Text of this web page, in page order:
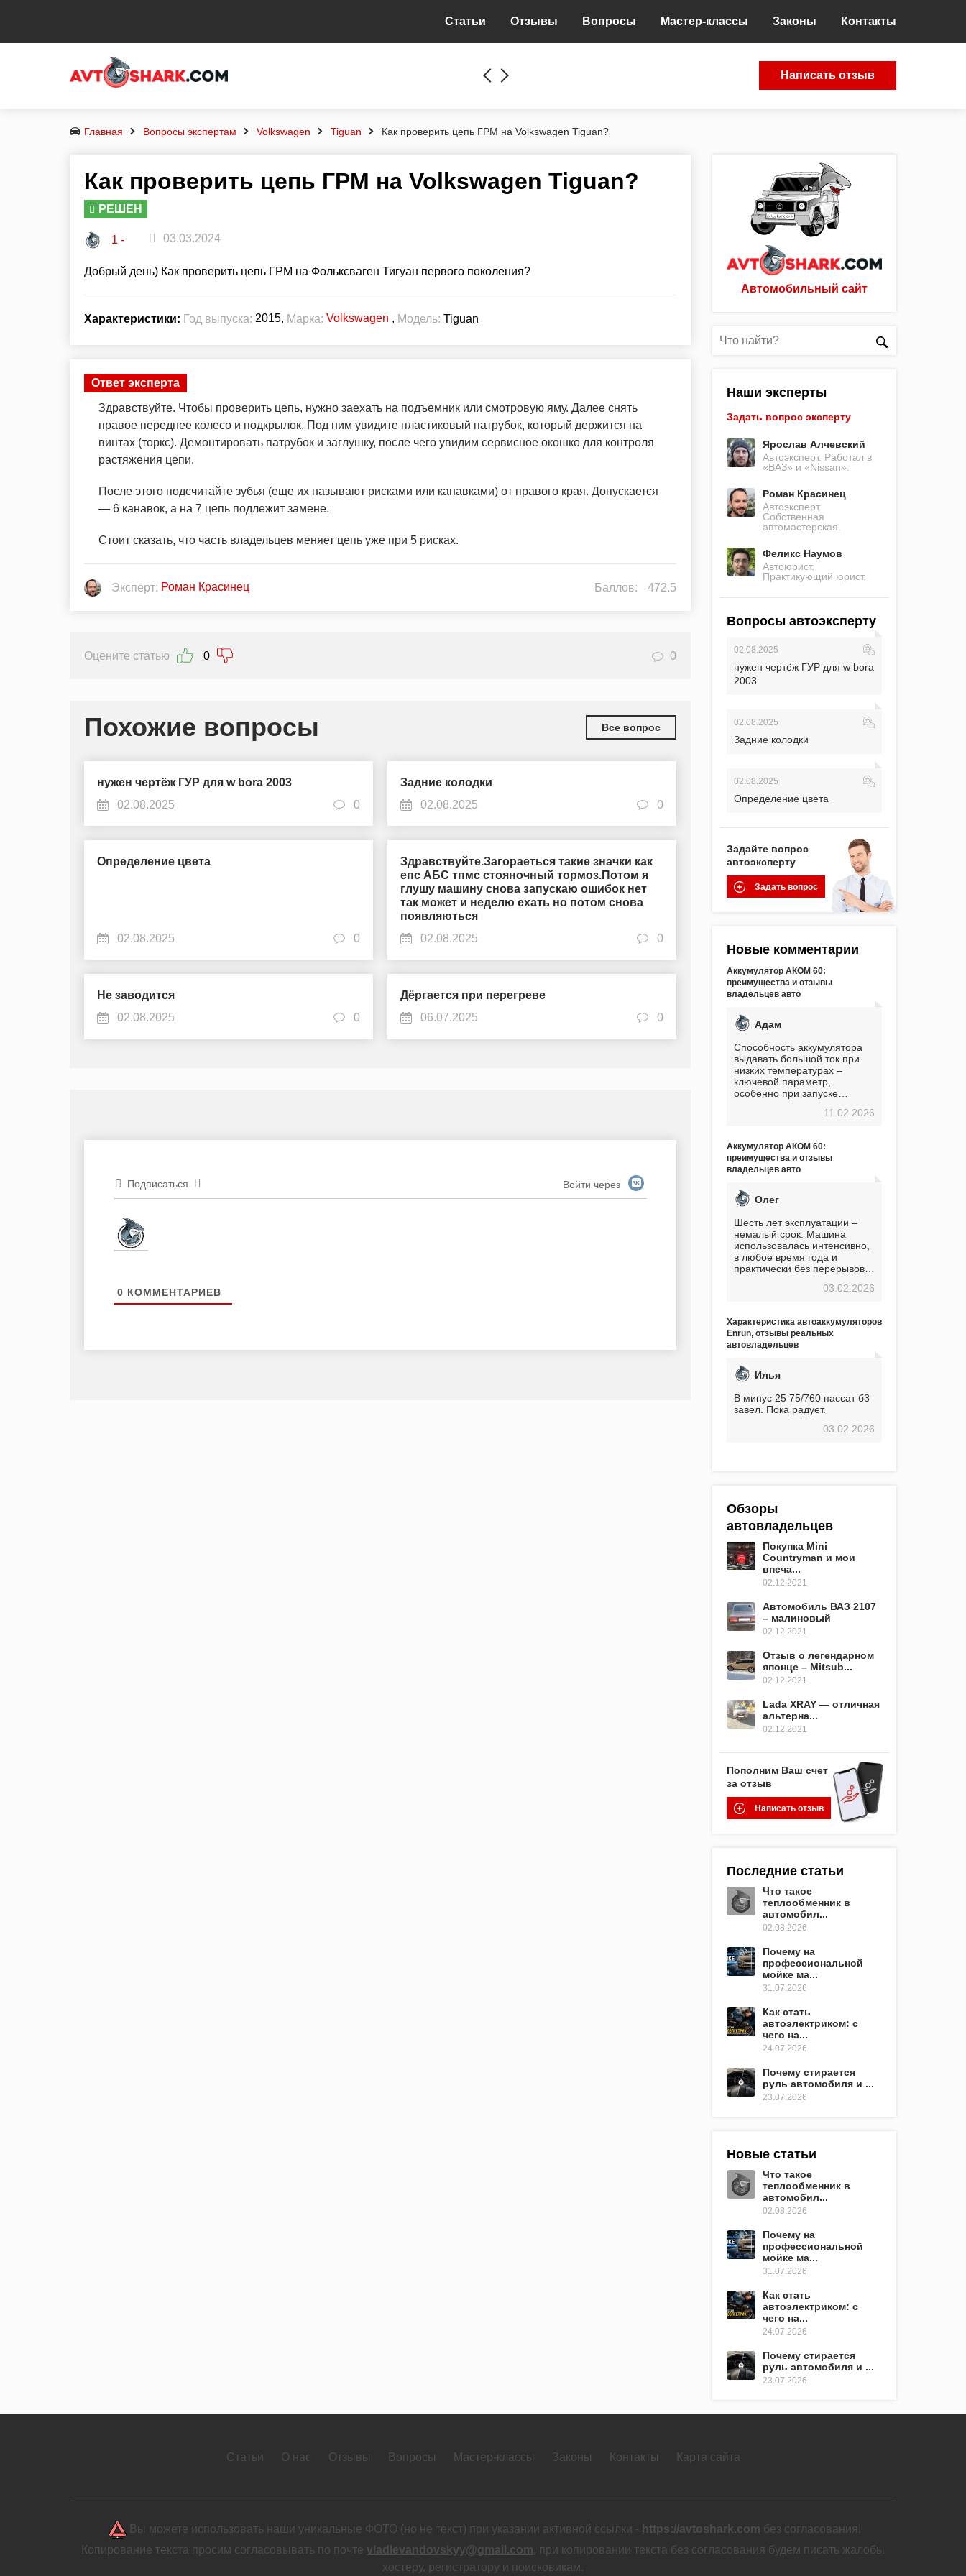
Статьи Отзывы Вопросы Мастер-классы Законы Контакты
Написать отзыв
Главная Вопросы экспертам Volkswagen Tiguan Как проверить цепь ГРМ на Volkswagen Tiguan?
Как проверить цепь ГРМ на Volkswagen Tiguan?
РЕШЕН
1 - 03.03.2024
Добрый день) Как проверить цепь ГРМ на Фольксваген Тигуан первого поколения?
Характеристики: Год выпуска: 2015, Марка: Volkswagen , Модель: Tiguan
Ответ эксперта
Здравствуйте. Чтобы проверить цепь, нужно заехать на подъемник или смотровую яму. Далее снять
правое переднее колесо и подкрылок. Под ним увидите пластиковый патрубок, который держится на
винтах (торкс). Демонтировать патрубок и заглушку, после чего увидим сервисное окошко для контроля
растяжения цепи.
После этого подсчитайте зубья (еще их называют рисками или канавками) от правого края. Допускается
— 6 канавок, а на 7 цепь подлежит замене.
Стоит сказать, что часть владельцев меняет цепь уже при 5 рисках.
Эксперт: Роман Красинец Баллов: 472.5
Оцените статью 0 0
Похожие вопросы Все вопрос
нужен чертёж ГУР для w bora 2003
02.08.2025
0
Задние колодки
02.08.2025
0
Определение цвета
02.08.2025 0
Здравствуйте.Загораеться такие значки как
епс АБС тпмс стояночный тормоз.Потом я
глушу машину снова запускаю ошибок нет
так может и неделю ехать но потом снова
появляються
02.08.2025
0
Не заводится
02.08.2025
0
Дёргается при перегреве
06.07.2025
0
Подписаться Войти через
0 КОММЕНТАРИЕВ
Автомобильный сайт
Наши эксперты
Задать вопрос эксперту
Ярослав Алчевский
Автоэксперт. Работал в
«ВАЗ» и «Nissan».
Роман Красинец
Автоэксперт.
Собственная
автомастерская.
Феликс Наумов
Автоюрист.
Практикующий юрист.
Вопросы автоэксперту
02.08.2025
нужен чертёж ГУР для w bora
2003
02.08.2025
Задние колодки
02.08.2025
Определение цвета
Задайте вопрос
автоэксперту
Задать вопрос
Новые комментарии
Аккумулятор АКОМ 60:
преимущества и отзывы
владельцев авто
Адам
Способность аккумулятора
выдавать большой ток при
низких температурах –
ключевой параметр,
особенно при запуске
показывает, что данный
стоимость. Долго сомневался
перед приобретением, но в
итоге ни разу не пожалел.
вложение, избавляющее от
головной боли, связанной с
АКБ. Подтверждаю
11.02.2026
Аккумулятор АКОМ 60:
преимущества и отзывы
владельцев авто
Олег
Шесть лет эксплуатации –
немалый срок. Машина
использовалась интенсивно,
в любое время года и
практически без перерывов.
экстремальные морозы,
прогревался, чтобы избежать
проблем. И тем не менее, за
весь период использования
связанной с аккумулятором.
Прекрасный аккумулятор!
Недавно установил новый
АКОМ + EFB 75. Судя по
характеристикам, он даже
превосходит предыдущую
03.02.2026
Характеристика автоаккумуляторов
Enrun, отзывы реальных
автовладельцев
Илья
В минус 25 75/760 пассат б3
завел. Пока радует.
03.02.2026
Обзоры
автовладельцев
Покупка Mini
Countryman и мои
впеча...
02.12.2021
Автомобиль ВАЗ 2107
– малиновый
02.12.2021
Отзыв о легендарном
японце – Mitsub...
02.12.2021
Lada XRAY — отличная
альтерна...
02.12.2021
Пополним Ваш счет
за отзыв
Написать отзыв
Последние статьи
Что такое
теплообменник в
автомобил...
02.08.2026
Почему на
профессиональной
мойке ма...
31.07.2026
Как стать
автоэлектриком: с
чего на...
24.07.2026
Почему стирается
руль автомобиля и ...
23.07.2026
Новые статьи
Что такое
теплообменник в
автомобил...
02.08.2026
Почему на
профессиональной
мойке ма...
31.07.2026
Как стать
автоэлектриком: с
чего на...
24.07.2026
Почему стирается
руль автомобиля и ...
23.07.2026
Статьи О нас Отзывы Вопросы Мастер-классы Законы Контакты Карта сайта
Вы можете использовать наши уникальные ФОТО (но не текст) при указании активной ссылки - https://avtoshark.com без согласования!
Копирование текста просим согласовывать по почте vladlevandovskyy@gmail.com, при копировании текста без согласования будем писать жалобы
хостеру, регистратору и поисковикам.